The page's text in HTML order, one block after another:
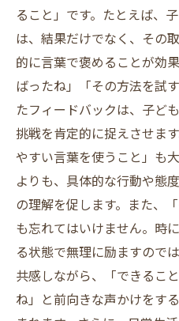
ること」です。たとえば、
は、結果だけでなく、その
的に言葉で褒めることが効
ばったね」「その方法を試
たフィードバックは、子ど
挑戦を肯定的に捉えさせま
やすい言葉を使うこと」も
よりも、具体的な行動や態
の理解を促します。また、
も忘れてはいけません。時
る状態で無理に励ますので
共感しながら、「できるこ
ね」と前向きな声かけをす